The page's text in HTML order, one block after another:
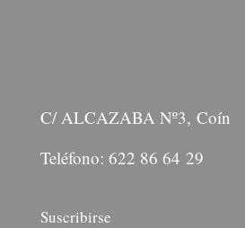
C/ ALCAZABA Nº3, Coín
Teléfono: 622 86 64 29
Suscribirse